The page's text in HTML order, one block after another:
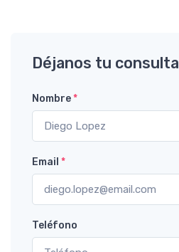
Déjanos tu consulta
Nombre*
Email *
Teléfono